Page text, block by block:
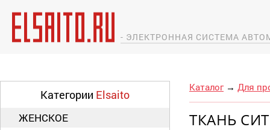
- ЭЛЕКТРОННАЯ СИСТЕМА
Категории Elsaito
ЖЕНСКОЕ
Каталог → Для
ТКАНЬ